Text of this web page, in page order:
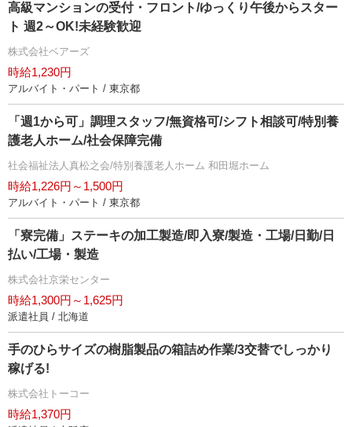
高級マンションの受付・フロント/ゆっくり午後からスター
ト 週2～OK!未経験歓迎
株式会社ベアーズ
時給1,230円
アルバイト・パート / 東京都
「週1から可」調理スタッフ/無資格可/シフト相談可/特別養
護老人ホーム/社会保障完備
社会福祉法人真松之会/特別養護老人ホーム 和田堀ホーム
時給1,226円～1,500円
アルバイト・パート / 東京都
「寮完備」ステーキの加工製造/即入寮/製造・工場/日勤/日
払い/工場・製造
株式会社京栄センター
時給1,300円～1,625円
派遣社員 / 北海道
手のひらサイズの樹脂製品の箱詰め作業/3交替でしっかり
稼げる!
株式会社トーコー
時給1,370円